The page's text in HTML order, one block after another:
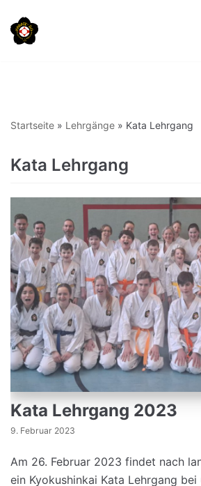
Zum
Inhalt
Startseite » Lehrgänge » Kata Lehrgang
Kata Lehrgang
Kata Lehrgang 2023
9. Februar 2023
Am 26. Februar 2023 findet nach
ein Kyokushinkai Kata Lehrgang bei